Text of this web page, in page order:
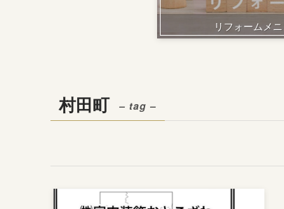
リフォームメ
村田町 – tag –